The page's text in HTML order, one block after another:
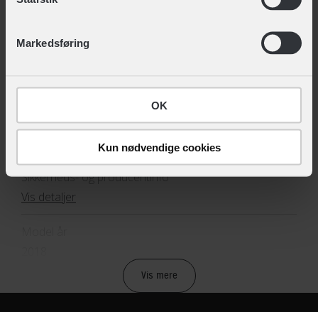
ændre det ved at klikke på linket "Brug af cookies"
Markedsføring
OK
Kun nødvendige cookies
TEKNISKE SPECIFIKATIONER
BASISINFORMATION
5712701008289, 5712701008296
Hovedprodukt ID
12-9101883250
Sikkerheds- og producentinfo
Vis detaljer
BREMSER
Vis mere